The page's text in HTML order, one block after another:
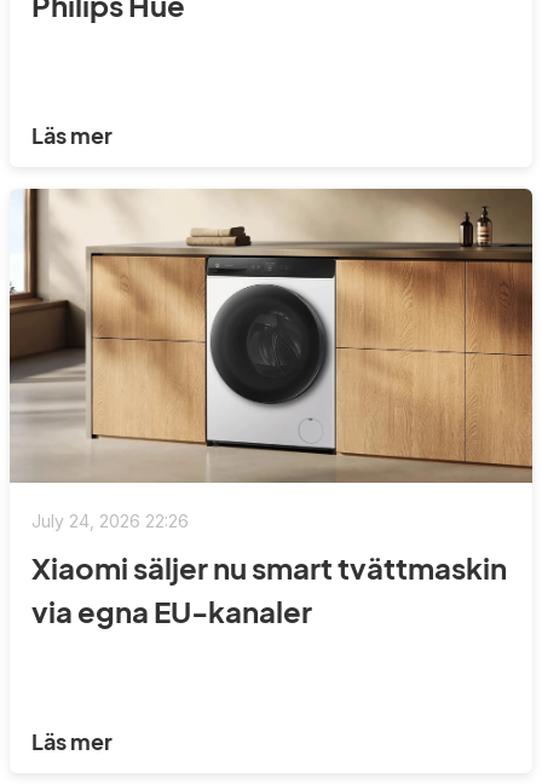
Läs mer
July 24, 2026 22:26
Xiaomi säljer nu smart tvättmaskin
via egna EU-kanaler
Läs mer